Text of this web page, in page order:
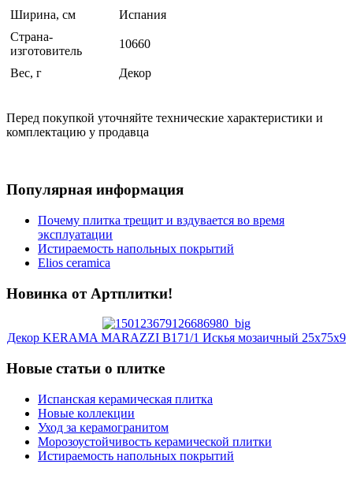
Ширина, см
Испания
Страна-
изготовитель
10660
Вес, г Декор
Перед покупкой уточняйте технические характеристики и
комплектацию у продавца
Популярная информация
Почему плитка трещит и вздувается во время
эксплуатации
Истираемость напольных покрытий
Elios ceramica
Новинка от Артплитки!
Декор KERAMA MARAZZI B171/1 Искья мозаичный 25х75х9
Новые статьи о плитке
Испанская керамическая плитка
Новые коллекции
Уход за керамогранитом
Морозоустойчивость керамической плитки
Истираемость напольных покрытий